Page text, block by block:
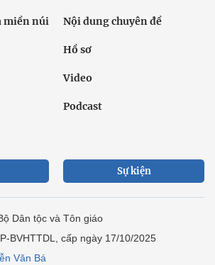
miền núi Nội dung chuyên đề
Hồ sơ
Video
Podcast
Sự kiện
Dân tộc và Tôn giáo
BVHTTDL, cấp ngày 17/10/2025
Văn Bá